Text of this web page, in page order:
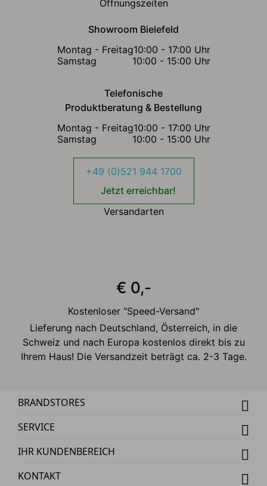
Öffnungszeiten
Showroom Bielefeld
Montag - Freitag10:00 - 17:00 Uhr
Samstag
10:00 - 15:00 Uhr
Telefonische
Produktberatung & Bestellung
Montag - Freitag10:00 - 17:00 Uhr
Samstag
10:00 - 15:00 Uhr
+49 (0)521 944 1700
Jetzt erreichbar!
Versandarten
€ 0,-
Kostenloser "Speed-Versand"
Lieferung nach Deutschland, Österreich, in die
Schweiz und nach Europa kostenlos direkt bis zu
Ihrem Haus! Die Versandzeit beträgt ca. 2-3 Tage.
BRANDSTORES
SERVICE
IHR KUNDENBEREICH
KONTAKT